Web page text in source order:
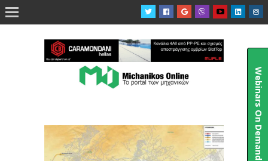

Webinars On Demand